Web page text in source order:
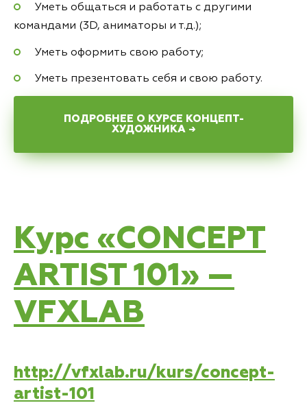
Уметь общаться и работать с другими
командами (3D, аниматоры и т.д.);
Уметь оформить свою работу;
Уметь презентовать себя и свою работу.
ПОДРОБНЕЕ О КУРСЕ КОНЦЕПТ-
ХУДОЖНИКА →
Курс «CONCEPT
ARTIST 101» —
VFXLAB
http://vfxlab.ru/kurs/concept-
artist-101